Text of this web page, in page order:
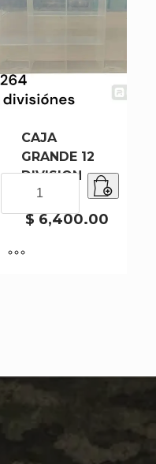
CAJA
GRANDE 12
DIVISION
8X12CM
$6,400.00
GRANDE
12
8X12CM